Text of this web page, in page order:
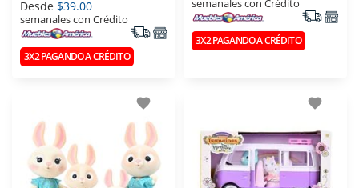
Desde $39.00
semanales con Crédito
3X2 PAGANDO A CRÉDITO
semanales con Crédito
3X2 PAGANDO A CRÉDITO
favorite favorite